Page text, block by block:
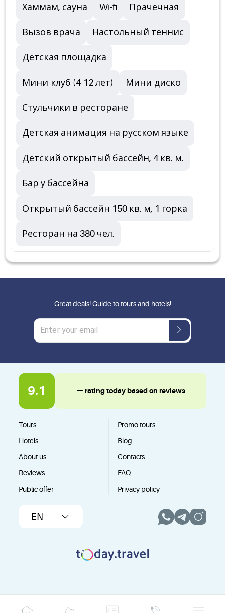
Хаммам, сауна Wi-fi Прачечная
Вызов врача Настольный теннис
Детская площадка
Мини-клуб (4-12 лет) Мини-диско
Стульчики в ресторане
Детская анимация на русском языке
Детский открытый бассейн, 4 кв. м.
Бар у бассейна
Открытый бассейн 150 кв. м, 1 горка
Ресторан на 380 чел.
9.1 — rating today based on reviews
Tours
Promo tours
Hotels
Blog
About us
Contacts
Reviews
FAQ
Public offer
Privacy policy
EN
Great deals! Guide to tours and hotels!